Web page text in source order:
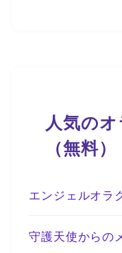
人気の
（無料）
エンジェルオラ
守護天使からの